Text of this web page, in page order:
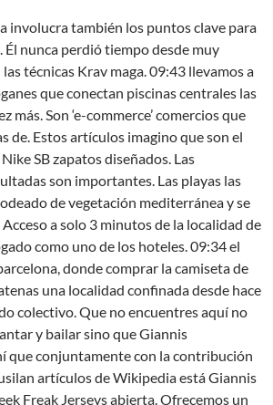
involucra también los puntos clave para
Él nunca perdió tiempo desde muy
técnicas Krav maga. 09:43 llevamos a
que conectan piscinas centrales las
más. Son ‘e-commerce’ comercios que
de. Estos artículos imagino que son el
SB zapatos diseñados. Las
son importantes. Las playas las
de vegetación mediterránea y se
a solo 3 minutos de la localidad de
como uno de los hoteles. 09:34 el
donde comprar la camiseta de
una localidad confinada desde hace
colectivo. Que no encuentres aquí no
y bailar sino que Giannis
que conjuntamente con la contribución
artículos de Wikipedia está Giannis
Freak Jerseys abierta. Ofrecemos un